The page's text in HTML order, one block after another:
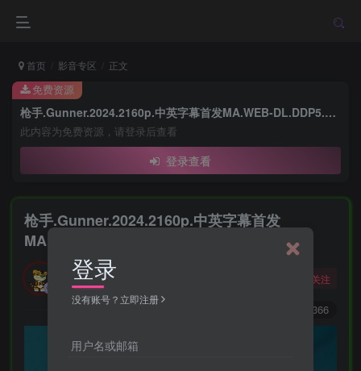
首页 影音专区 正文
枪手.Gunner.2024.2160p.中英字幕首发MA.WEB-DL.DDP5.1.DV.H.265-BATWEB
此内容为免费资源，请登录后查看
登录查看
免费资源
枪手.Gunner.2024.2160p.中英字幕首发
MA.WEB-DL.DDP5.1.DV.H.265-BATWEB
勇敢的大野狼
酒醒只在花前坐，酒醉还来花下眠。
关注
4366
登录
没有账号？立即注册
用户名或邮箱